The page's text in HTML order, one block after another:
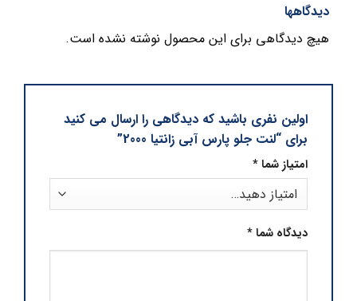
دیدگاهها
هیچ دیدگاهی برای این محصول نوشته نشده است.
اولین نفری باشید که دیدگاهی را ارسال می کنید
برای “لنت جلو پارس آبی زانتیا 2000”
امتیاز شما*
دیدگاه شما*